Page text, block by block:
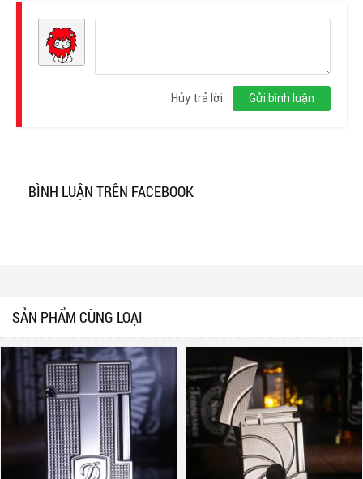
Gửi bình luận
Hủy trả lời
BÌNH LUẬN TRÊN FACEBOOK
SẢN PHẨM CÙNG LOẠI